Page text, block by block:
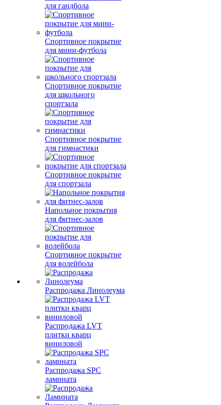
для гандбола
Спортивное покрытие
для мини-футбола
Спортивное покрытие
для школьного
спортзала
Спортивное покрытие
для гимнастики
Спортивное покрытие
для спортзала
Напольное покрытия
для фитнес-залов
Спортивное покрытие
для волейбола
Распродажа Линолеума
Распродажа LVT
плитки кварц
виниловой
Распродажа SPC
ламината